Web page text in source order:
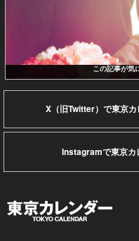
この記事が気
X（旧Twitter）で東京
Instagramで東京カ